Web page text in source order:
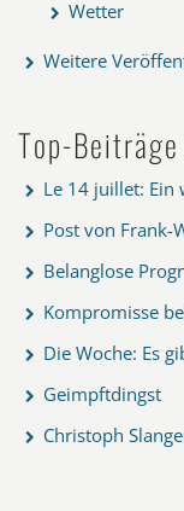
Wetter
Weitere
Top-
Le 14 juillet: Ein
Post von Frank-
Belanglose
Kompromisse
Die Woche: Es
Geimpftdingst
Christoph